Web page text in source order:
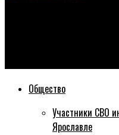
Общество
Участники СВО
Ярославле